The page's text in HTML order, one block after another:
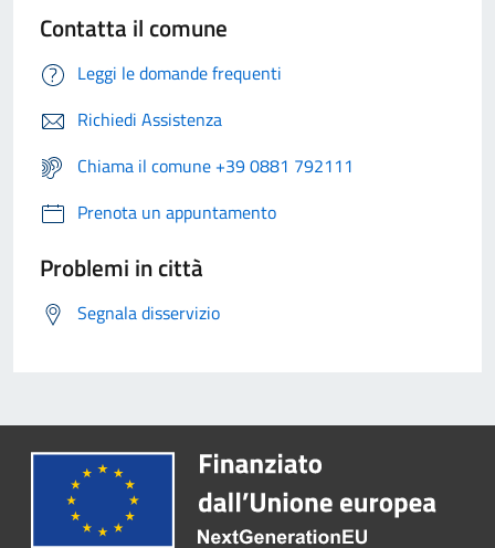
Contatta il comune
Leggi le domande frequenti
Richiedi Assistenza
Chiama il comune +39 0881 792111
Prenota un appuntamento
Problemi in città
Segnala disservizio